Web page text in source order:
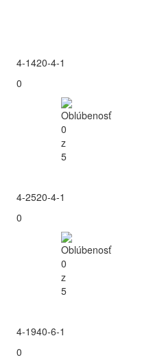
4-1420-4-1
0
4-2520-4-1
0
4-1940-6-1
0